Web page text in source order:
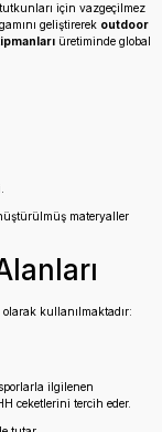
için vazgeçilmez
geliştirerek outdoor
üretiminde global
materyaller
kullanılmaktadır:
ilgilenen
ceketlerini tercih eder.